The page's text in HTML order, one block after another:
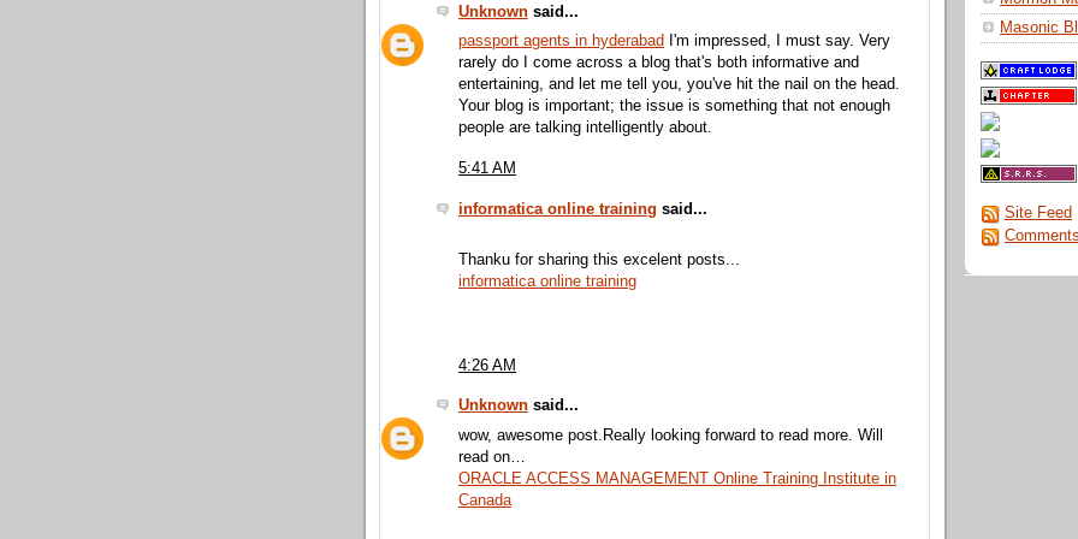
Unknown said...
passport agents in hyderabad I'm impressed, I must say. Very
rarely do I come across a blog that's both informative and
entertaining, and let me tell you, you've hit the nail on the head.
Your blog is important; the issue is something that not enough
people are talking intelligently about.
5:41 AM
informatica online training said...
Thanku for sharing this excelent posts...
informatica online training
4:26 AM
Unknown said...
wow, awesome post.Really looking forward to read more. Will
read on…
ORACLE ACCESS MANAGEMENT Online Training Institute in
Canada
Masonic
Site Feed